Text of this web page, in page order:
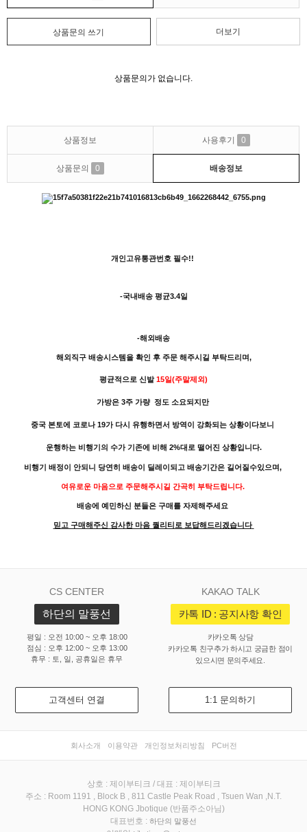
상품문의 쓰기 더보기
상품문의가 없습니다.
상품정보 사용후기 0
상품문의 0 배송정보
개인고유통관번호 필수!!
-국내배송 평균3.4일
-해외배송
해외직구 배송시스템을 확인 후 주문 해주시길 부탁드리며,
평균적으로 신발15일(주말제외)
가방은 3주 가량 정도 소요되지만
중국 본토에 코로나 19가 다시 유행하면서 방역이 강화되는 상황이다보니
운행하는 비행기의 수가 기존에 비해 2%대로 떨어진 상황입니다.
비행기 배정이 안되니 당연히 배송이 딜레이되고 배송기간은 길어질수있으며,
여유로운 마음으로 주문해주시길 간곡히 부탁드립니다.
배송에 예민하신 분들은 구매를 자제해주세요
믿고 구매해주신 감사한 마음 퀄리티로 보답해드리겠습니다
CS CENTER
하단의 말풍선
평일 : 오전 10:00 ~ 오후 18:00
점심 : 오후 12:00 ~ 오후 13:00
휴무 : 토, 일, 공휴일은 휴무
KAKAO TALK
카톡 ID : 공지사항 확인
카카오톡 상담
카카오톡 친구추가 하시고 궁금한 점이
있으시면 문의주세요.
고객센터 연결 1:1 문의하기
회사소개 이용약관 개인정보처리방침 PC버전
상호 : 제이부티크 / 대표 : 제이부티크
주소 : Room 1191 , Block B , 811 Castle Peak Road , Tsuen Wan ,N.T.
HONG KONG Jbotique (반품주소아님)
대표번호 : 하단의 말풍선